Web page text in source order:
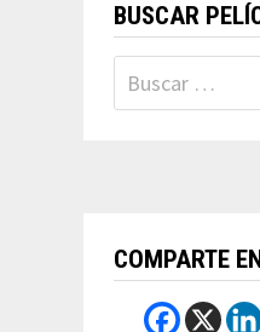
BUSCAR
Buscar:
COMPARTE